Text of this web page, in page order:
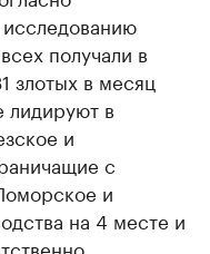
получали в
злотых в месяц
лидируют в
и
с
и
на 4 месте и